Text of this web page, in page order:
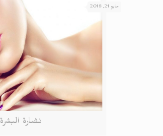
نضارة البشرة
مايو 21, 2018